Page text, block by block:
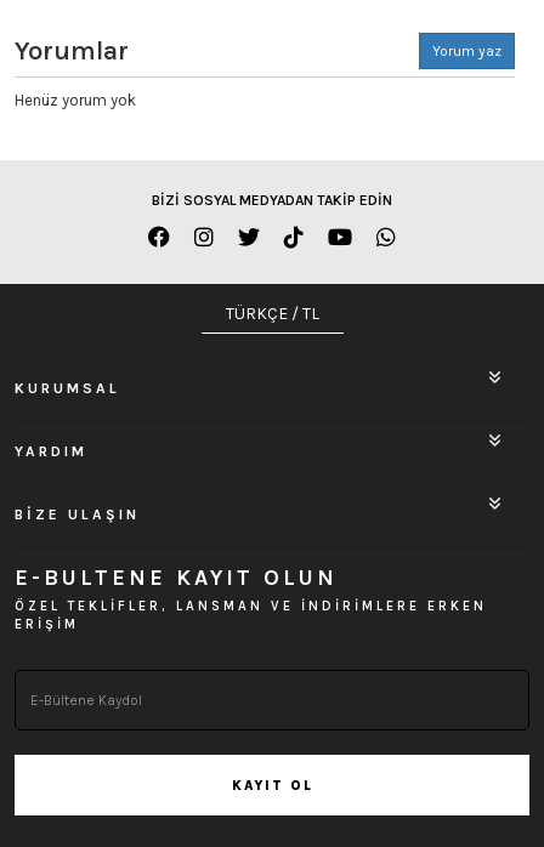
Yorumlar Yorum yaz
Henüz yorum yok
BİZİ SOSYAL MEDYADAN TAKİP EDİN
TÜRKÇE / TL
KURUMSAL
YARDIM
BİZE ULAŞIN
E-BULTENE KAYIT OLUN
ÖZEL TEKLİFLER, LANSMAN VE İNDİRİMLERE ERKEN
ERİŞİM
KAYIT OL